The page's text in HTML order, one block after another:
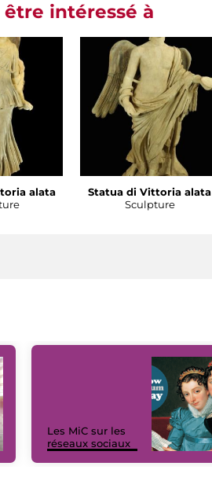
intéressé à
alata
Statua di Vittoria alata
Sculpture
Les MiC sur les
réseaux sociaux